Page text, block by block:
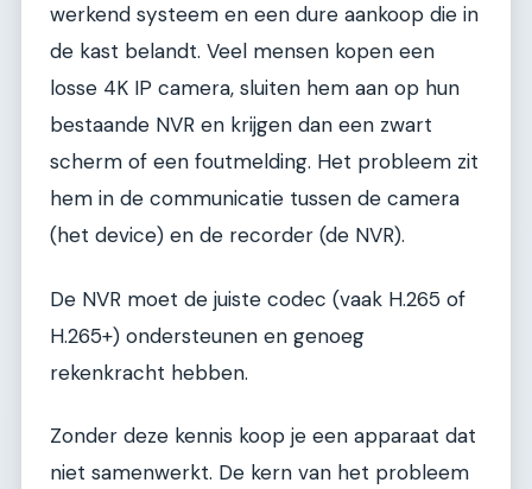
werkend systeem en een dure aankoop die in
de kast belandt. Veel mensen kopen een
losse 4K IP camera, sluiten hem aan op hun
bestaande NVR en krijgen dan een zwart
scherm of een foutmelding. Het probleem zit
hem in de communicatie tussen de camera
(het device) en de recorder (de NVR).
De NVR moet de juiste codec (vaak H.265 of
H.265+) ondersteunen en genoeg
rekenkracht hebben.
Zonder deze kennis koop je een apparaat dat
niet samenwerkt. De kern van het probleem